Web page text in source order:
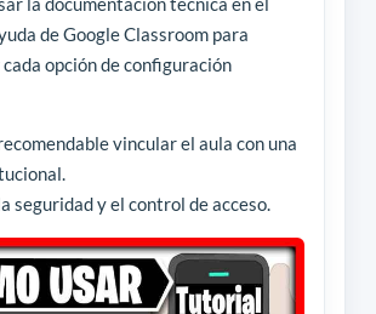
de Google Classroom para
opción de configuración
vincular el aula con una
seguridad y el control de acceso.